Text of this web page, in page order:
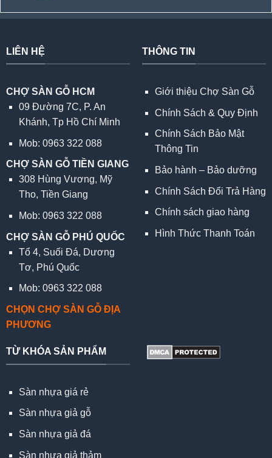
LIÊN HỆ
CHỢ SÀN GỖ HCM
09 Đường 7C, P. An
Khánh, Tp Hồ Chí Minh
Mob: 0963 322 088
CHỢ SÀN GỖ TIỀN GIANG
308 Hùng Vương, Mỹ
Tho, Tiền Giang
Mob: 0963 322 088
CHỢ SÀN GỖ PHÚ QUỐC
Tổ 4, Suối Đá, Dương
Tơ, Phú Quốc
Mob: 0963 322 088
CHỌN CHỢ SÀN GỖ ĐỊA
PHƯƠNG
THÔNG TIN
Giới thiệu Chợ Sàn Gỗ
Chính Sách & Quy Định
Chính Sách Bảo Mật
Thông Tin
Bảo hành – Bảo dưỡng
Chính Sách Đổi Trả Hàng
Chính sách giao hàng
Hình Thức Thanh Toán
TỪ KHÓA SẢN PHẨM
Sàn nhựa giá rẻ
Sàn nhựa giả gỗ
Sàn nhựa giả đá
Sàn nhựa giả thảm